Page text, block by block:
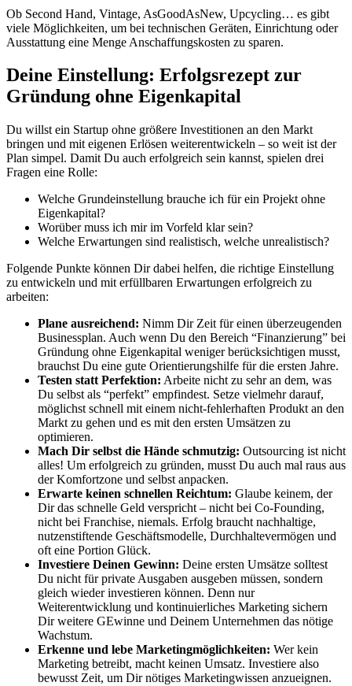
Ob Second Hand, Vintage, AsGoodAsNew, Upcycling… es gibt
viele Möglichkeiten, um bei technischen Geräten, Einrichtung oder
Ausstattung eine Menge Anschaffungskosten zu sparen.
Deine Einstellung: Erfolgsrezept zur
Gründung ohne Eigenkapital
Du willst ein Startup ohne größere Investitionen an den Markt
bringen und mit eigenen Erlösen weiterentwickeln – so weit ist der
Plan simpel. Damit Du auch erfolgreich sein kannst, spielen drei
Fragen eine Rolle:
Welche Grundeinstellung brauche ich für ein Projekt ohne
Eigenkapital?
Worüber muss ich mir im Vorfeld klar sein?
Welche Erwartungen sind realistisch, welche unrealistisch?
Folgende Punkte können Dir dabei helfen, die richtige Einstellung
zu entwickeln und mit erfüllbaren Erwartungen erfolgreich zu
arbeiten:
Plane ausreichend: Nimm Dir Zeit für einen überzeugenden
Businessplan. Auch wenn Du den Bereich “Finanzierung” bei
Gründung ohne Eigenkapital weniger berücksichtigen musst,
brauchst Du eine gute Orientierungshilfe für die ersten Jahre.
Testen statt Perfektion: Arbeite nicht zu sehr an dem, was
Du selbst als “perfekt” empfindest. Setze vielmehr darauf,
möglichst schnell mit einem nicht-fehlerhaften Produkt an den
Markt zu gehen und es mit den ersten Umsätzen zu
optimieren.
Mach Dir selbst die Hände schmutzig: Outsourcing ist nicht
alles! Um erfolgreich zu gründen, musst Du auch mal raus aus
der Komfortzone und selbst anpacken.
Erwarte keinen schnellen Reichtum: Glaube keinem, der
Dir das schnelle Geld verspricht – nicht bei Co-Founding,
nicht bei Franchise, niemals. Erfolg braucht nachhaltige,
nutzenstiftende Geschäftsmodelle, Durchhaltevermögen und
oft eine Portion Glück.
Investiere Deinen Gewinn: Deine ersten Umsätze solltest
Du nicht für private Ausgaben ausgeben müssen, sondern
gleich wieder investieren können. Denn nur
Weiterentwicklung und kontinuierliches Marketing sichern
Dir weitere GEwinne und Deinem Unternehmen das nötige
Wachstum.
Erkenne und lebe Marketingmöglichkeiten: Wer kein
Marketing betreibt, macht keinen Umsatz. Investiere also
bewusst Zeit, um Dir nötiges Marketingwissen anzueignen.